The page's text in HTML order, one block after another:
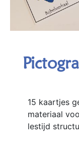
15 kaartjes
materiaal
lestijd